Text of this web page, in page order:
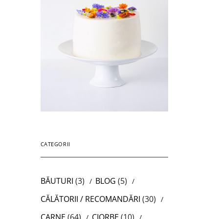
CATEGORII
BĂUTURI (3) BLOG (5)
CĂLĂTORII / RECOMANDĂRI (30)